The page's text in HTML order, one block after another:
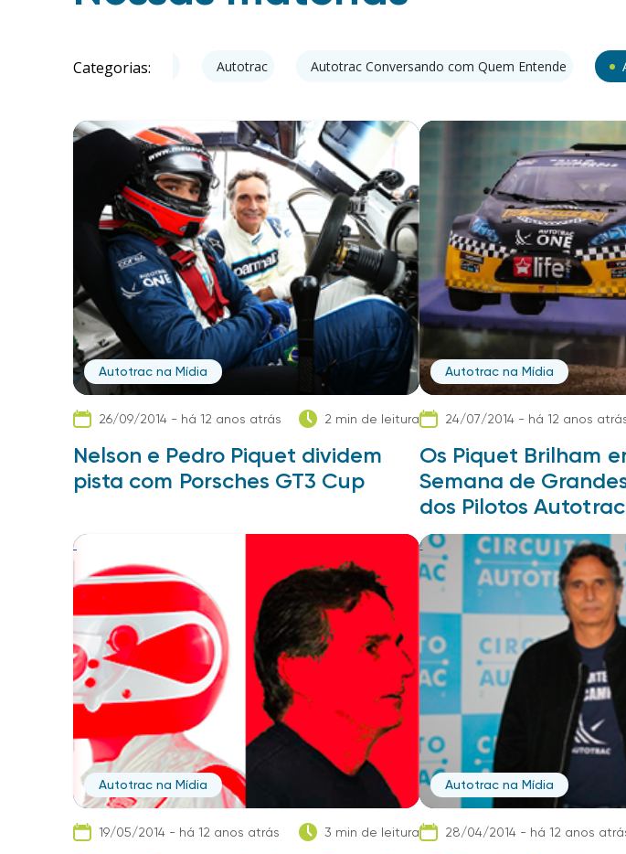
Categorias:Todas Autotrac Autotrac Conversando com Quem Entende
Autotrac na Mídia
26/09/2014 - há 12 anos atrás 2 min de leitura
Nelson e Pedro Piquet dividem
pista com Porsches GT3 Cup
Autotrac na Mídia
24/07/2014 - há 12 anos
Os Piquet Brilham
Semana de
dos Pilotos Autotrac
Autotrac na Mídia
19/05/2014 - há 12 anos atrás 3 min de leitura
Autotrac na Mídia
28/04/2014 - há 12 anos